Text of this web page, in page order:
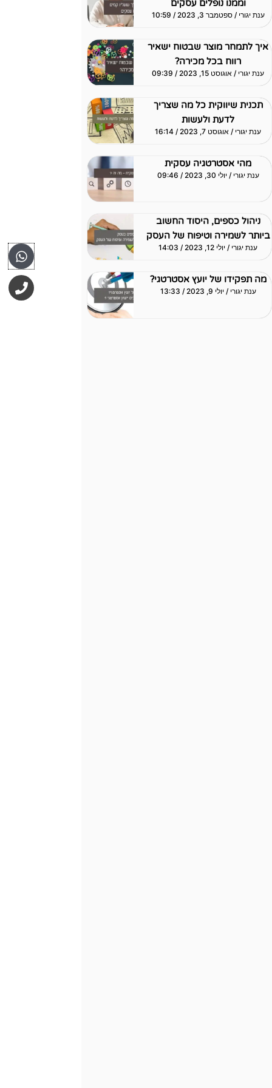
וממנו נופלים עסקים
ענת יגורי ספטמבר 3, 2023
איך לתמחר מוצר שבטוח ישאיר
רווח בכל מכירה?
ענת יגורי אוגוסט 15, 2023
תכנית שיווקית כל מה שצריך
לדעת ולעשות
ענת יגורי אוגוסט 7, 2023
מהי אסטרטגיה עסקית
ענת יגורי יולי 30, 2023
ניהול כספים, היסוד החשוב
ביותר לשמירה וטיפוח של העסק
ענת יגורי יולי 12, 2023
מה תפקידו של יועץ אסטרטגי?
ענת יגורי יולי 9, 2023
P
h